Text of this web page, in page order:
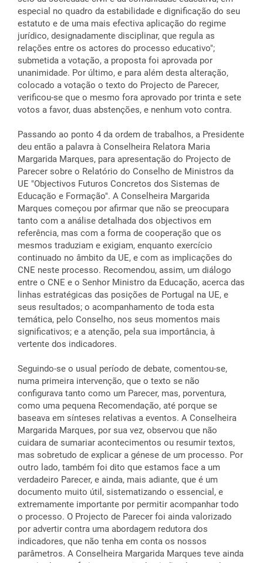
especial no quadro da estabilidade e dignificação do seu
estatuto e de uma mais efectiva aplicação do regime
jurídico, designadamente disciplinar, que regula as
relações entre os actores do processo educativo";
submetida a votação, a proposta foi aprovada por
unanimidade. Por último, e para além desta alteração,
colocado a votação o texto do Projecto de Parecer,
verificou-se que o mesmo fora aprovado por trinta e sete
votos a favor, duas abstenções, e nenhum voto contra.
Passando ao ponto 4 da ordem de trabalhos, a Presidente
deu então a palavra à Conselheira Relatora Maria
Margarida Marques, para apresentação do Projecto de
Parecer sobre o Relatório do Conselho de Ministros da
UE "Objectivos Futuros Concretos dos Sistemas de
Educação e Formação". A Conselheira Margarida
Marques começou por afirmar que não se preocupara
tanto com a análise detalhada dos objectivos em
referência, mas com a forma de cooperação que os
mesmos traduziam e exigiam, enquanto exercício
continuado no âmbito da UE, e com as implicações do
CNE neste processo. Recomendou, assim, um diálogo
entre o CNE e o Senhor Ministro da Educação, acerca das
linhas estratégicas das posições de Portugal na UE, e
seus resultados; o acompanhamento de toda esta
temática, pelo Conselho, nos seus momentos mais
significativos; e a atenção, pela sua importância, à
vertente dos indicadores.
Seguindo-se o usual período de debate, comentou-se,
numa primeira intervenção, que o texto se não
configurava tanto como um Parecer, mas, porventura,
como uma pequena Recomendação, até porque se
baseava em sínteses relativas a eventos. A Conselheira
Margarida Marques, por sua vez, observou que não
cuidara de sumariar acontecimentos ou resumir textos,
mas sobretudo de explicar a génese de um processo. Por
outro lado, também foi dito que estamos face a um
verdadeiro Parecer, e ainda, mais adiante, que é um
documento muito útil, sistematizando o essencial, e
extremamente importante por permitir acompanhar todo
o processo. O Projecto de Parecer foi ainda valorizado
por advertir contra uma abordagem redutora dos
indicadores, que não tenha em conta os nossos
parâmetros. A Conselheira Margarida Marques teve ainda